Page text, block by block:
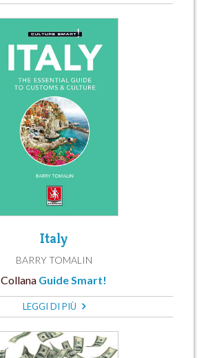
Italy
BARRY TOMALIN
Collana Guide Smart!
LEGGI DI PIÙ